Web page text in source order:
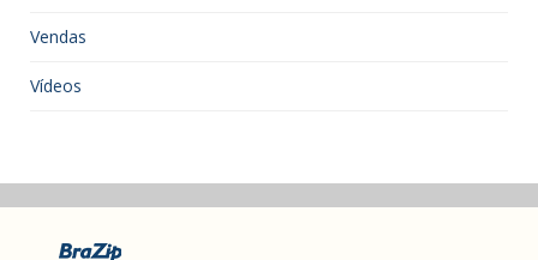
Vendas
Vídeos